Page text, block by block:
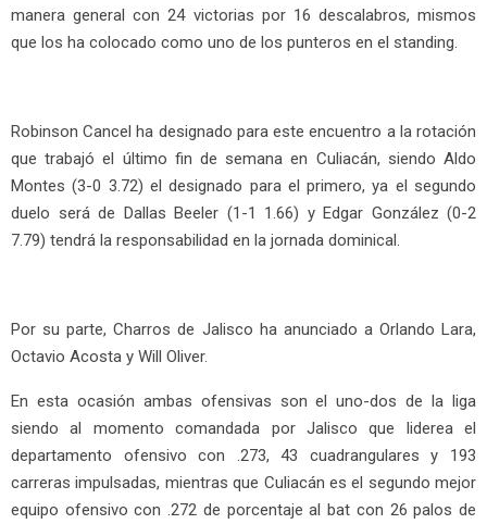
manera general con 24 victorias por 16 descalabros, mismos
que los ha colocado como uno de los punteros en el standing.
Robinson Cancel ha designado para este encuentro a la rotación
que trabajó el último fin de semana en Culiacán, siendo Aldo
Montes (3-0 3.72) el designado para el primero, ya el segundo
duelo será de Dallas Beeler (1-1 1.66) y Edgar González (0-2
7.79) tendrá la responsabilidad en la jornada dominical.
Por su parte, Charros de Jalisco ha anunciado a Orlando Lara,
Octavio Acosta y Will Oliver.
En esta ocasión ambas ofensivas son el uno-dos de la liga
siendo al momento comandada por Jalisco que liderea el
departamento ofensivo con .273, 43 cuadrangulares y 193
carreras impulsadas, mientras que Culiacán es el segundo mejor
equipo ofensivo con .272 de porcentaje al bat con 26 palos de